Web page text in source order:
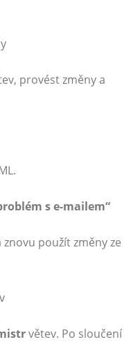
provést změny a
s e-mailem“
znovu použít změny ze
větev. Po sloučení